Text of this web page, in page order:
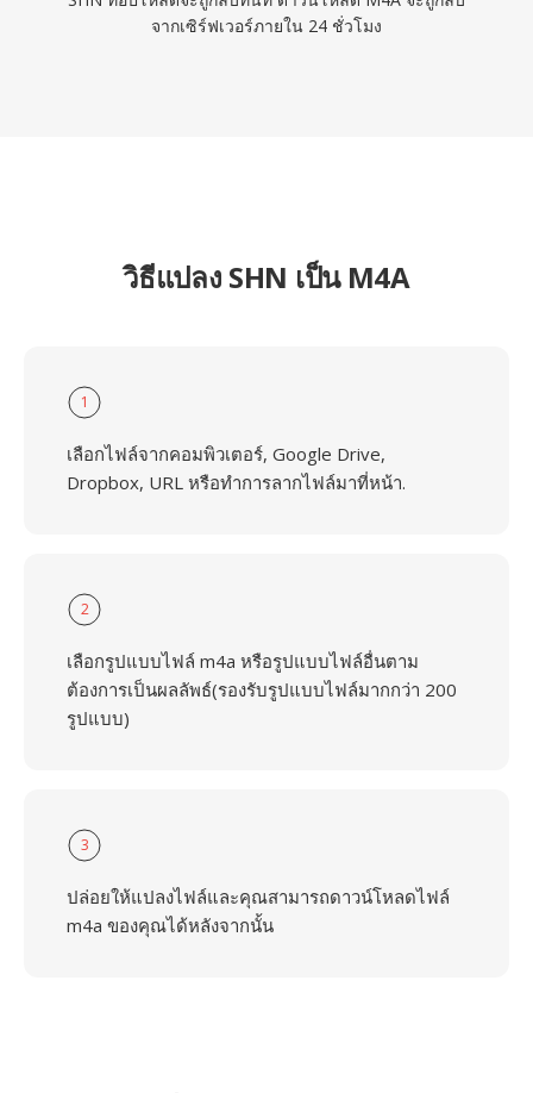
จากเซิร์ฟเวอร์ภายใน 24 ชั่วโมง
วิธีแปลง SHN เป็น M4A
1
เลือกไฟล์จากคอมพิวเตอร์, Google Drive,
Dropbox, URL หรือทำการลากไฟล์มาที่หน้า.
2
เลือกรูปแบบไฟล์ m4a หรือรูปแบบไฟล์อื่นตาม
ต้องการเป็นผลลัพธ์(รองรับรูปแบบไฟล์มากกว่า 200
รูปแบบ)
3
ปล่อยให้แปลงไฟล์และคุณสามารถดาวน์โหลดไฟล์
m4a ของคุณได้หลังจากนั้น